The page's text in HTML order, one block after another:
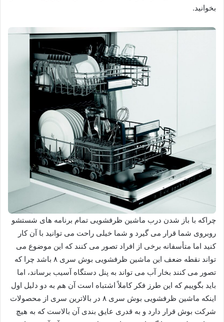
بخوانید.
چراکه با باز شدن درب ماشین ظرفشویی تمام برنامه های شستشو
روبروی شما قرار می گیرد و شما خیلی راحت می توانید با آن کار
کنید اما متأسفانه برخی از افراد تصور می کنند که این موضوع می
تواند نقطه ضعف این ماشین‌ ظرفشویی بوش سری ۸ باشد چرا که
تصور می کنند بخار آب می تواند به پنل دستگاه آسیب برساند، اما
باید بگوییم که این طرز فکر کاملاً اشتباه است آن هم به دو دلیل اول
اینکه ماشین‌ ظرفشویی بوش سری ۸ در بالاترین سری از محصولات
شرکت بوش قرار دارد و به قدری عایق بندی آن بالاست که به هیچ